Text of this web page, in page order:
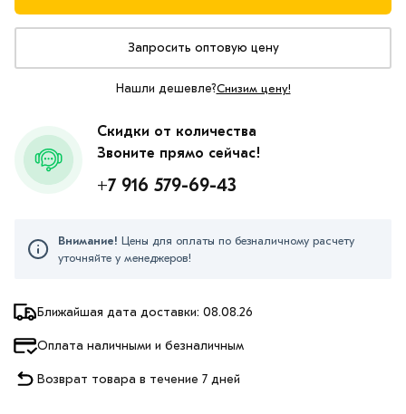
Ближайшая дата доставки: 08.08.26
Оплата наличными и безналичным
Возврат товара в течение 7 дней
Запросить оптовую цену
Нашли дешевле?Снизим цену!
Скидки от количества
Звоните прямо сейчас!
+7 916 579-69-43
Внимание! Цены для оплаты по безналичному расчету
уточняйте у менеджеров!